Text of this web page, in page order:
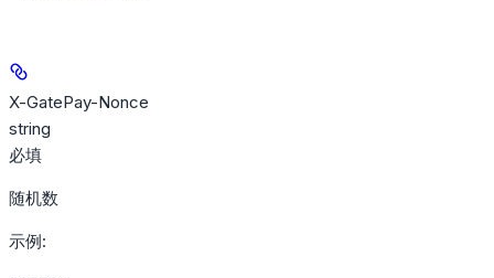
X-GatePay-Nonce
string
必填
随机数
示例: